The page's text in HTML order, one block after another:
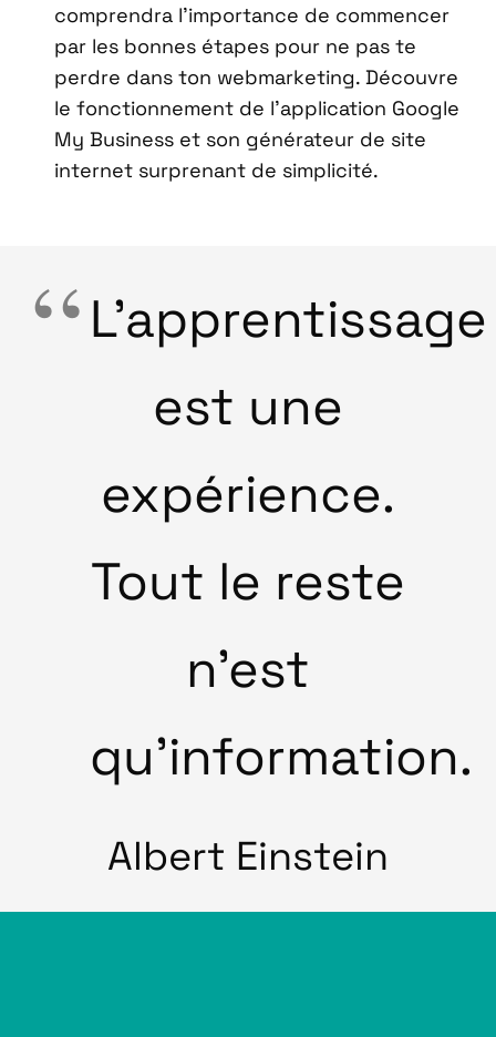
comprendra l’importance de commencer
par les bonnes étapes pour ne pas te
perdre dans ton webmarketing. Découvre
le fonctionnement de l’application Google
My Business et son générateur de site
internet surprenant de simplicité.
L’apprentissage
est une
expérience.
Tout le reste
n’est
qu’information.
Albert Einstein